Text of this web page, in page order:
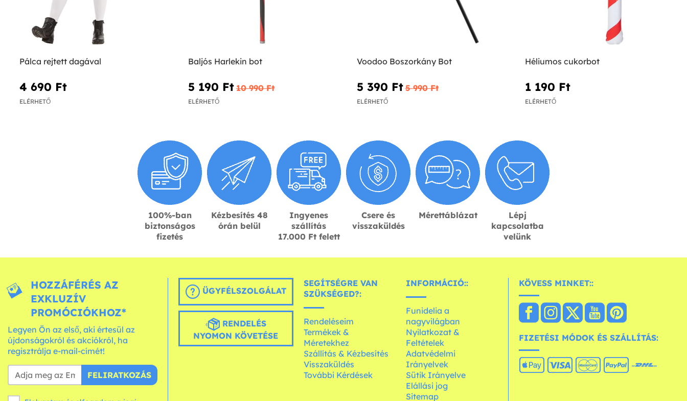
Pálca rejtett dagával
4 690 Ft‎
ELÉRHETŐ
Baljós Harlekin bot
5 190 Ft‎ 10 990 Ft‎
ELÉRHETŐ
Voodoo Boszorkány Bot
5 390 Ft‎ 5 990 Ft‎
ELÉRHETŐ
Héliumos cukorbot
1 190 Ft‎
ELÉRHETŐ
100%-ban
biztonságos
fizetés
Kézbesítés 48
órán belül
Ingyenes
szállítás
17.000 Ft felett
Csere és
visszaküldés
Mérettáblázat
Lépj
kapcsolatba
velünk
HOZZÁFÉRÉS AZ
EXKLUZÍV
PROMÓCIÓKHOZ*
Legyen Ön az első, aki értesül az
újdonságokról és akciókról, ha
regisztrálja e-mail-címét!
FELIRATKOZÁS
ÜGYFÉLSZOLGÁLAT
RENDELÉS
NYOMON KÖVETÉSE
SEGÍTSÉGRE VAN
SZÜKSÉGED?:
Rendeléseim
Termékek &
Méretekhez
Szállítás & Kézbesítés
Visszaküldés
További Kérdések
INFORMÁCIÓ::
Funidelia a
nagyvilágban
Nyilatkozat &
Feltételek
Adatvédelmi
Irányelvek
Sütik Irányelve
Elállási jog
Sitemap
KÖVESS MINKET::
FIZETÉSI MÓDOK ÉS SZÁLLÍTÁS: